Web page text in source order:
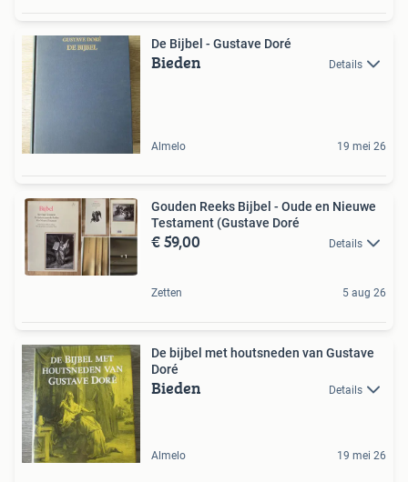
De Bijbel - Gustave Doré
Bieden Details
Almelo 19 mei 26
Gouden Reeks Bijbel - Oude en Nieuwe
Testament (Gustave Doré
€ 59,00 Details
Zetten 5 aug 26
De bijbel met houtsneden van Gustave
Doré
Bieden Details
Almelo 19 mei 26